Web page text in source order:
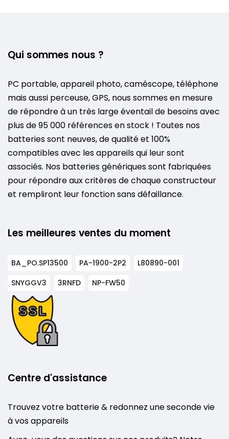
Qui sommes nous ?
PC portable, appareil photo, caméscope, téléphone
mais aussi perceuse, GPS, nous sommes en mesure
de répondre à un très large éventail de besoins avec
plus de 95 000 références en stock ! Toutes nos
batteries sont neuves, de qualité et 100%
compatibles avec les appareils qui leur sont
associés. Nos batteries génériques sont fabriquées
pour répondre aux critères de chaque constructeur
et rempliront leur fonction sans défaillance.
Les meilleures ventes du moment
BA_PO.SP13500 PA-1900-2P2
L80890-001
SNYGGV3
3RNFD NP-FW50
Centre d'assistance
Trouvez votre batterie & redonnez une seconde vie
à vos appareils